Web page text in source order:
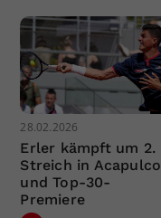
28.02.2026
Erler kämpft um 2.
Streich in Acapulco
und Top-30-
Premiere